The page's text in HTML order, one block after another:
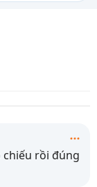
chiếu rồi đúng